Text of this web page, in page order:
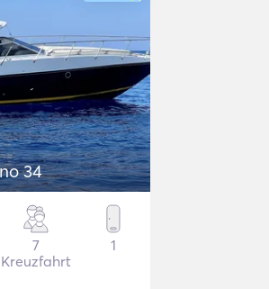
34
7
Kreuzfahrt
1